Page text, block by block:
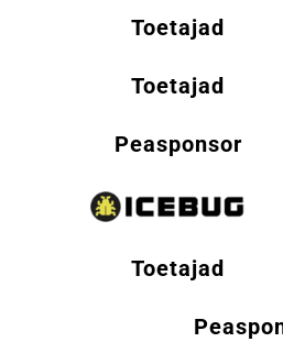
Toetajad
Toetajad
Peasponsor
Toetajad